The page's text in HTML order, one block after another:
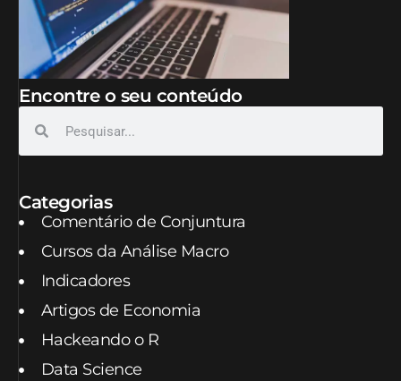
Encontre o seu conteúdo
Categorias
Comentário de Conjuntura
Cursos da Análise Macro
Indicadores
Artigos de Economia
Hackeando o R
Data Science